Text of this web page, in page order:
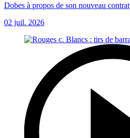
Dobes à propos de son nouveau contrat
02 juil. 2026